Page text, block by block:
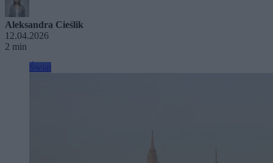
Aleksandra Cieślik
12.04.2026
2 min